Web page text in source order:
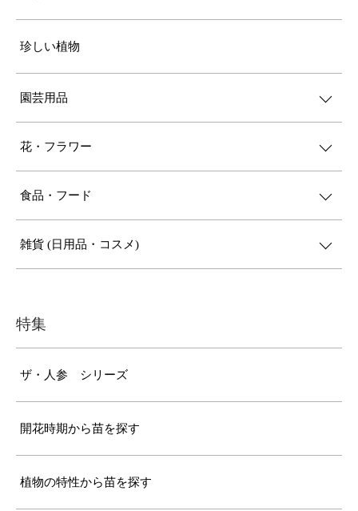
珍しい植物
園芸用品
花・フラワー
食品・フード
雑貨 (日用品・コスメ)
特集
ザ・人参 シリーズ
開花時期から苗を探す
植物の特性から苗を探す